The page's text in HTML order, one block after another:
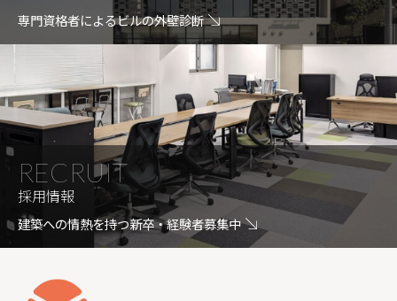
専門資格者によるビルの外壁診断
RECRUIT
採用情報
建築への情熱を持つ新卒・経験者募集中